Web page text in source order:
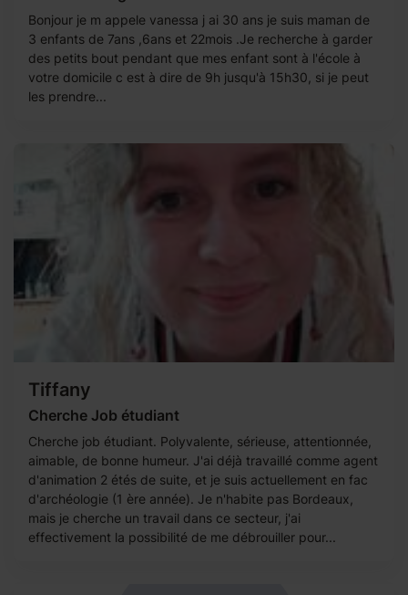
Bonjour je m appele vanessa j ai 30 ans je suis maman de
3 enfants de 7ans ,6ans et 22mois .Je recherche à garder
des petits bout pendant que mes enfant sont à l'école à
votre domicile c est à dire de 9h jusqu'à 15h30, si je peut
les prendre...
Tiffany
Cherche Job étudiant
Cherche job étudiant. Polyvalente, sérieuse, attentionnée,
aimable, de bonne humeur. J'ai déjà travaillé comme agent
d'animation 2 étés de suite, et je suis actuellement en fac
d'archéologie (1 ère année). Je n'habite pas Bordeaux,
mais je cherche un travail dans ce secteur, j'ai
effectivement la possibilité de me débrouiller pour...